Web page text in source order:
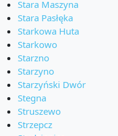
Stara Maszyna
Stara Pasłęka
Starkowa Huta
Starkowo
Starzno
Starzyno
Starzyński Dwór
Stegna
Struszewo
Strzepcz